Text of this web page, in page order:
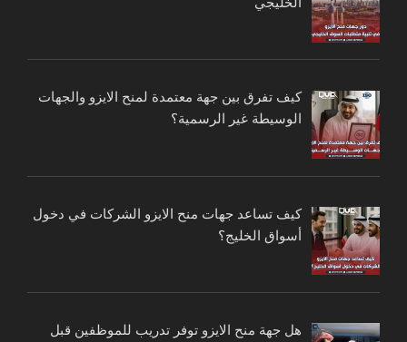
كيف تفرق بين جهة معتمدة لمنح الايزو والجهات
الوسيطة غير الرسمية؟
كيف تساعد جهات منح الايزو الشركات في دخول
أسواق الخليج؟
هل جهة منح الايزو توفر تدريب للموظفين قبل